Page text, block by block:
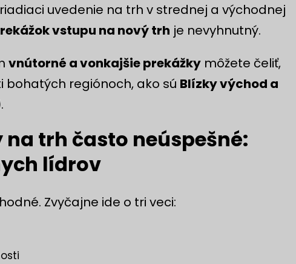
uvedenie na trh v strednej a východnej
vstupu na nový trh je nevyhnutný.
vnútorné a vonkajšie prekážky môžete čeliť,
bohatých regiónoch, ako sú Blízky východ a
.
trh často neúspešné:
lídrov
Zvyčajne ide o tri veci: